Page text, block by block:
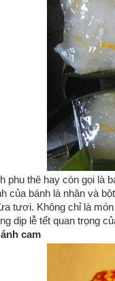
phu thê hay còn gọi là
của bánh là nhân và
tươi. Không chỉ là
dịp lễ tết quan trọng
cam